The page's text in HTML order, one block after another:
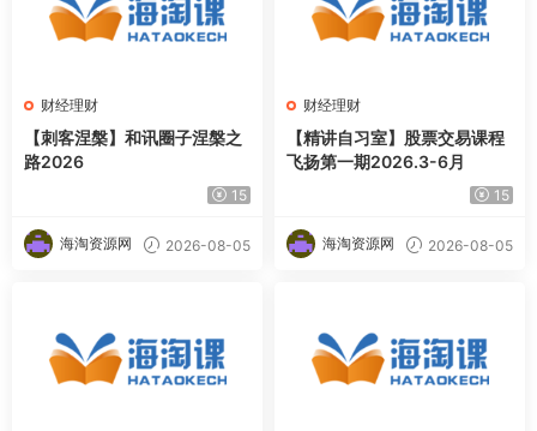
财经理财
【刺客涅槃】和讯圈子涅槃之
路2026
15
海淘资源网 2026-08-05
财经理财
【精讲自习室】股票交易课程
飞扬第一期2026.3-6月
15
海淘资源网 2026-08-05